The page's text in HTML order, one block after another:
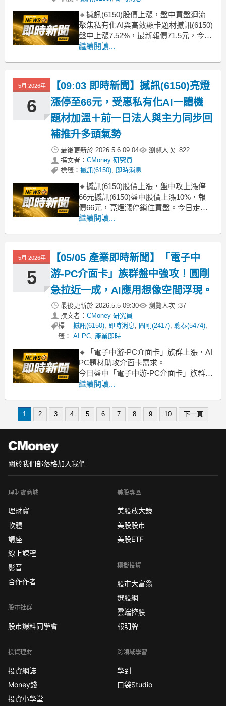
🔸撼訊(6150)股價上漲，盤中買盤迴流
聚焦私有化AI與高效顯卡題材撼訊(6150)
盤中上漲7.52%，最新報價71.5元，今日
多方買盤明顯迴流，延續近期自6字頭拉
企業AI一體機，強調本地部署與資料安
全，讓撼訊在私有化AI與邊緣運
繼續閱讀...
5月 2026年
6
【09:03 即時新聞】撼訊(6150)亮燈
漲停至66元，受惠私有化AI一體機
題材加溫＋前一日法人與主力同步回
補推升多頭氣勢
最後更新於 2026.5.6 09:04 瀏覽人次 :822
撰文者： CMoney 研究員
標籤： 撼訊(6150), 即時消息
🔸撼訊(6150)股價上漲，盤中攻上漲停
66元撼訊(6150)盤中股價上漲10%，報
價66元，亮燈漲停鎖住買盤。今日走勢
主因市場再度聚焦其與神通、AMD合作
案轉型的代表個案，帶動資金明確迴
流。輔因在於前一交易日三大法人回補
逾百
繼續閱讀...
5月 2026年
5
【05/05 產業即時新聞】「電子中
游-PC介面卡」族群盤中強攻！圓剛
急拉近一成，AI應用想像空間浮現。
最後更新於 2026.5.5 09:30 瀏覽人次 :37
撰文者： CMoney 研究員
標
籤：
撼訊(6150), 即時消息, 圓剛(2417), 聰泰(5474),
AI PC, 產業即時
🔸「電子中游-PC介面卡」族群上漲，AI
PC題材助攻介面卡需求。
今日盤中「電子中游-PC介面卡」族群表
現亮眼，整體漲幅衝上5.44%，其中圓剛
用前景的樂觀預期有關。隨著AI功能逐
繼續閱讀...
1 2 3 4 5 6 7 8 9 10 下一頁
關於我們部落格加入我們
理財寶商城
理財寶
軟體
講座
線上課程
影音
合作作者
股市社群
股市爆料同學會
投資理財
投資網誌
Money錢
投資小學堂
美股專區
美股放大鏡
美股股市
美股ETF
模擬投資
股市大富翁
選股網
雲端控股
報明牌
跨領域學習
學到
口袋Studio